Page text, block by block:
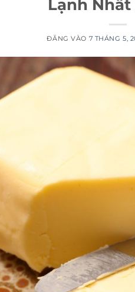
Lạnh
ĐĂNG VÀO 7 THÁNG 5,